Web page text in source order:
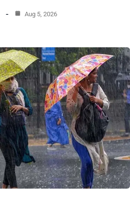
Aug 5, 2026